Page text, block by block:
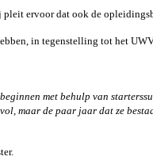
ervoor dat ook de
in tegenstelling tot het
met behulp van
maar de paar jaar dat ze